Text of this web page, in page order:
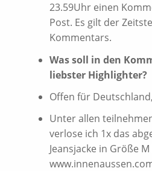
23.59Uhr einen
Post. Es gilt der
Kommentars.
Was soll in den
liebster Highlighter?
Offen für
Unter allen
verlose ich 1x das
Jeansjacke in Größe